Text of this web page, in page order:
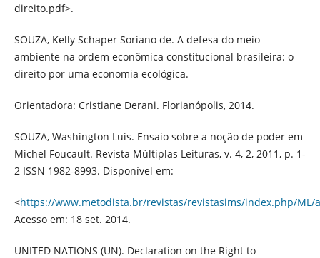
direito.pdf>.
SOUZA, Kelly Schaper Soriano de. A defesa do meio
ambiente na ordem econômica constitucional brasileira: o
direito por uma economia ecológica.
Orientadora: Cristiane Derani. Florianópolis, 2014.
SOUZA, Washington Luis. Ensaio sobre a noção de poder em
Michel Foucault. Revista Múltiplas Leituras, v. 4, 2, 2011, p. 1-
2 ISSN 1982-8993. Disponível em:
<https://www.metodista.br/revistas/revistasims/index.php/ML/
Acesso em: 18 set. 2014.
UNITED NATIONS (UN). Declaration on the Right to